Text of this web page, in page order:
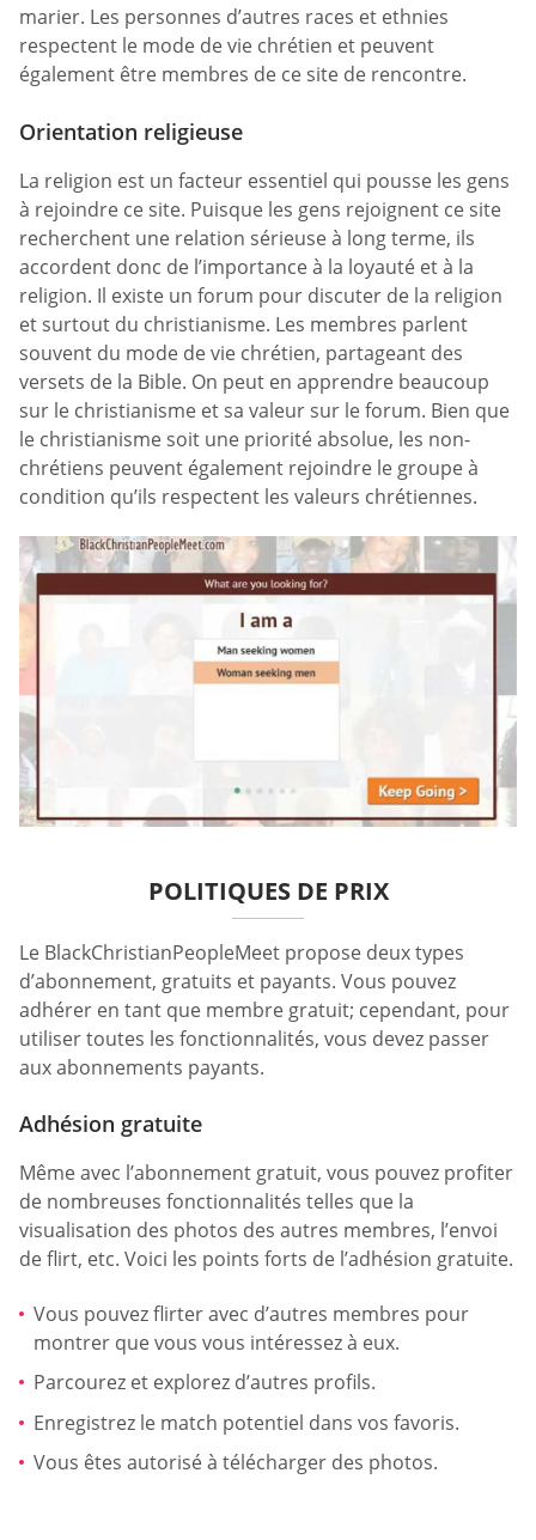
marier. Les personnes d’autres races et ethnies
respectent le mode de vie chrétien et peuvent
également être membres de ce site de rencontre.
Orientation religieuse
La religion est un facteur essentiel qui pousse les gens
à rejoindre ce site. Puisque les gens rejoignent ce site
recherchent une relation sérieuse à long terme, ils
accordent donc de l’importance à la loyauté et à la
religion. Il existe un forum pour discuter de la religion
et surtout du christianisme. Les membres parlent
souvent du mode de vie chrétien, partageant des
versets de la Bible. On peut en apprendre beaucoup
sur le christianisme et sa valeur sur le forum. Bien que
le christianisme soit une priorité absolue, les non-
chrétiens peuvent également rejoindre le groupe à
condition qu’ils respectent les valeurs chrétiennes.
POLITIQUES DE PRIX
Le BlackChristianPeopleMeet propose deux types
d’abonnement, gratuits et payants. Vous pouvez
adhérer en tant que membre gratuit; cependant, pour
utiliser toutes les fonctionnalités, vous devez passer
aux abonnements payants.
Adhésion gratuite
Même avec l’abonnement gratuit, vous pouvez profiter
de nombreuses fonctionnalités telles que la
visualisation des photos des autres membres, l’envoi
de flirt, etc. Voici les points forts de l’adhésion gratuite.
Vous pouvez flirter avec d’autres membres pour
montrer que vous vous intéressez à eux.
Parcourez et explorez d’autres profils.
Enregistrez le match potentiel dans vos favoris.
Vous êtes autorisé à télécharger des photos.